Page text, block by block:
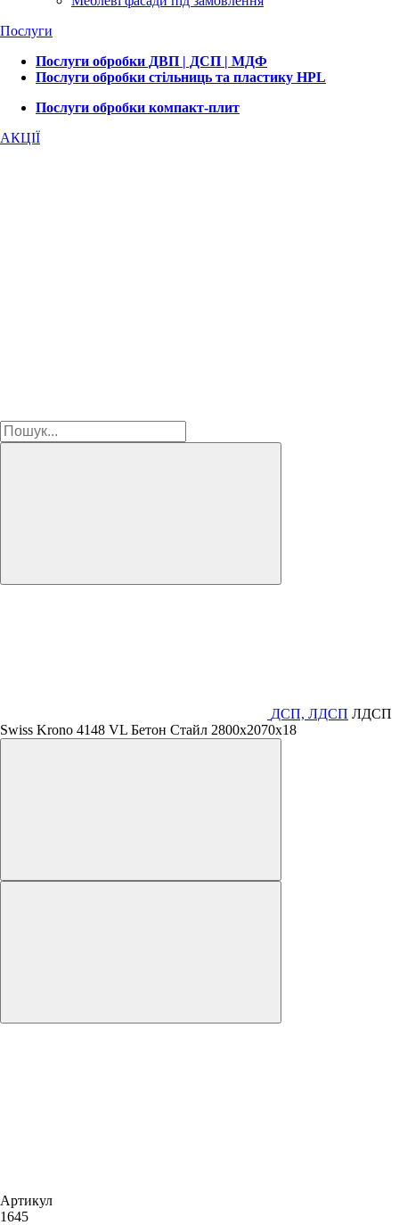
Послуги
Послуги обробки ДВП | ДСП | МДФ
Послуги обробки стільниць та пластику HPL
Послуги обробки компакт-плит
АКЦІЇ
ДСП, ЛДСП ЛДСП
Swiss Krono 4148 VL Бетон Стайл 2800х2070х18
Артикул
1645